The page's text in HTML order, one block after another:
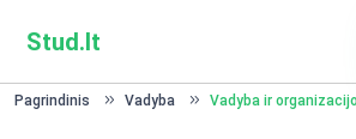
Stud.lt
Pagrindinis Vadyba Vadyba ir